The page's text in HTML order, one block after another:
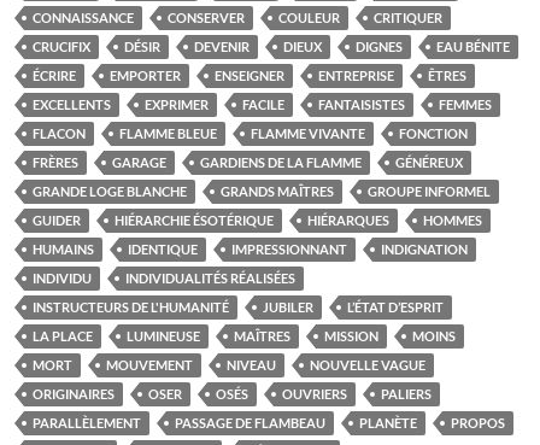
CONNAISSANCE
CONSERVER COULEUR
CRITIQUER
CRUCIFIX
DÉSIR DEVENIR DIEUX DIGNES
EAU BÉNITE
ÉCRIRE
EMPORTER ENSEIGNER ENTREPRISE
ÊTRES
EXCELLENTS
EXPRIMER FACILE FANTAISISTES
FEMMES
FLACON
FLAMME BLEUE FLAMME VIVANTE
FONCTION
FRÈRES
GARAGE GARDIENS DE LA FLAMME
GÉNÉREUX
GRANDE LOGE BLANCHE
GRANDS MAÎTRES
GROUPE INFORMEL
GUIDER
HIÉRARCHIE ÉSOTÉRIQUE HIÉRARQUES
HOMMES
HUMAINS
IDENTIQUE IMPRESSIONNANT
INDIGNATION
INDIVIDU
INDIVIDUALITÉS RÉALISÉES
INSTRUCTEURS DE L'HUMANITÉ
JUBILER
L’ÉTAT D’ESPRIT
LA PLACE
LUMINEUSE MAÎTRES MISSION
MOINS
MORT
MOUVEMENT NIVEAU
NOUVELLE VAGUE
ORIGINAIRES
OSER OSÉS OUVRIERS
PALIERS
PARALLÈLEMENT
PASSAGE DE FLAMBEAU PLANÈTE
PROPOS